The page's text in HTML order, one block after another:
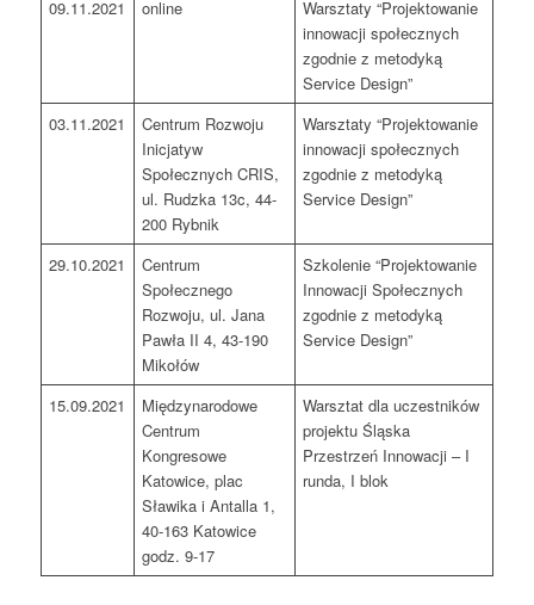
09.11.2021 online
Warsztaty “Projektowanie
innowacji społecznych
zgodnie z metodyką
Service Design”
03.11.2021
Centrum Rozwoju
Inicjatyw
Społecznych CRIS,
ul. Rudzka 13c, 44-
200 Rybnik
Warsztaty “Projektowanie
innowacji społecznych
zgodnie z metodyką
Service Design”
29.10.2021
Centrum
Społecznego
Rozwoju, ul. Jana
Pawła II 4, 43-190
Mikołów
Szkolenie “Projektowanie
Innowacji Społecznych
zgodnie z metodyką
Service Design”
15.09.2021
Międzynarodowe
Centrum
Kongresowe
Katowice, plac
Sławika i Antalla 1,
40-163 Katowice
godz. 9-17
Warsztat dla uczestników
projektu Śląska
Przestrzeń Innowacji – I
runda, I blok